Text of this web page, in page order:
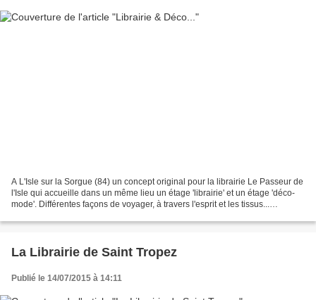
A L'Isle sur la Sorgue (84) un concept original pour la librairie Le Passeur de
l'Isle qui accueille dans un même lieu un étage 'librairie' et un étage 'déco-
mode'. Différentes façons de voyager, à travers l'esprit et les tissus...
La Librairie de Saint Tropez
Publié le 14/07/2015 à 14:11